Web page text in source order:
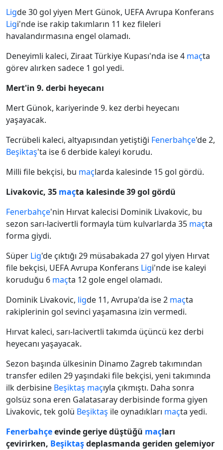
Ligde 30 gol yiyen Mert Günok, UEFA Avrupa Konferans
Ligi'nde ise rakip takımların 11 kez fileleri
havalandırmasına engel olamadı.
Deneyimli kaleci, Ziraat Türkiye Kupası'nda ise 4 maçta
görev alırken sadece 1 gol yedi.
Mert'in 9. derbi heyecanı
Mert Günok, kariyerinde 9. kez derbi heyecanı
yaşayacak.
Tecrübeli kaleci, altyapısından yetiştiği Fenerbahçe'de 2,
Beşiktaş'ta ise 6 derbide kaleyi korudu.
Milli file bekçisi, bu maçlarda kalesinde 15 gol gördü.
Livakovic, 35 maçta kalesinde 39 gol gördü
Fenerbahçe'nin Hırvat kalecisi Dominik Livakovic, bu
sezon sarı-lacivertli formayla tüm kulvarlarda 35 maçta
forma giydi.
Süper Lig'de çıktığı 29 müsabakada 27 gol yiyen Hırvat
file bekçisi, UEFA Avrupa Konferans Ligi'nde ise kaleyi
koruduğu 6 maçta 12 gole engel olamadı.
Dominik Livakovic, ligde 11, Avrupa'da ise 2 maçta
rakiplerinin gol sevinci yaşamasına izin vermedi.
Hırvat kaleci, sarı-lacivertli takımda üçüncü kez derbi
heyecanı yaşayacak.
Sezon başında ülkesinin Dinamo Zagreb takımından
transfer edilen 29 yaşındaki file bekçisi, yeni takımında
ilk derbisine Beşiktaş maçıyla çıkmıştı. Daha sonra
golsüz sona eren Galatasaray derbisinde forma giyen
Livakovic, tek golü Beşiktaş ile oynadıkları maçta yedi.
Fenerbahçeevinde geriye düştüğü maçları
çevirirken, Beşiktaşdeplasmanda geriden gelemiyor